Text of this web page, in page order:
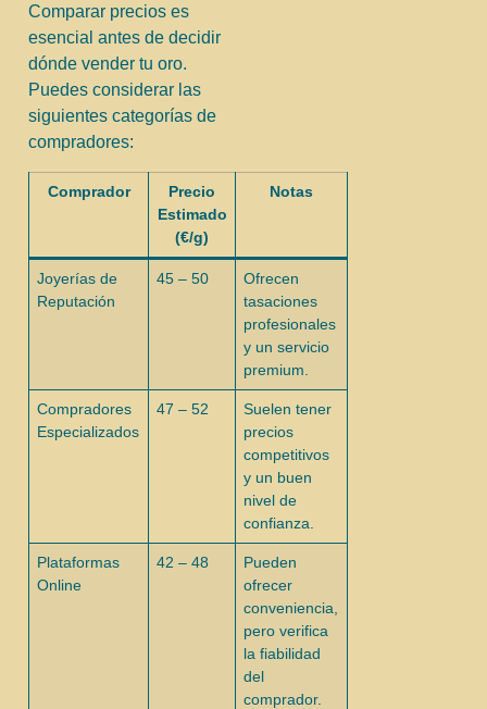
Comparar precios es
esencial antes de decidir
dónde vender tu oro.
Puedes considerar las
siguientes categorías de
compradores:
Comprador
Precio
Estimado
(€/g)
Notas
Joyerías de
Reputación
45 – 50
Ofrecen
tasaciones
profesionales
y un servicio
premium.
Compradores
Especializados
47 – 52
Suelen tener
precios
competitivos
y un buen
nivel de
confianza.
Plataformas
Online
42 – 48
Pueden
ofrecer
conveniencia,
pero verifica
la fiabilidad
del
comprador.